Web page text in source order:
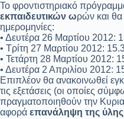
Το φροντιστηριακό
εκπαιδευτικών ωρών και θα
ημερομηνίες:
• Δευτέρα 26 Μαρτίου 2012:
• Τρίτη 27 Μαρτίου 2012:
• Τετάρτη 28 Μαρτίου 2012:
• Δευτέρα 2 Απριλίου 2012:
Επιπλέον θα ανακοινωθεί
τις εξετάσεις (οι οποίες
πραγματοποιηθούν την
αφορά επανάληψη της